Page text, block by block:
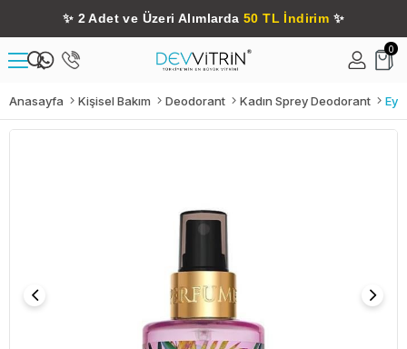
✨ 2 Adet ve Üzeri Alımlarda 50 TL İndirim ✨
0
Anasayfa Kişisel Bakım Deodorant Kadın Sprey Deodorant